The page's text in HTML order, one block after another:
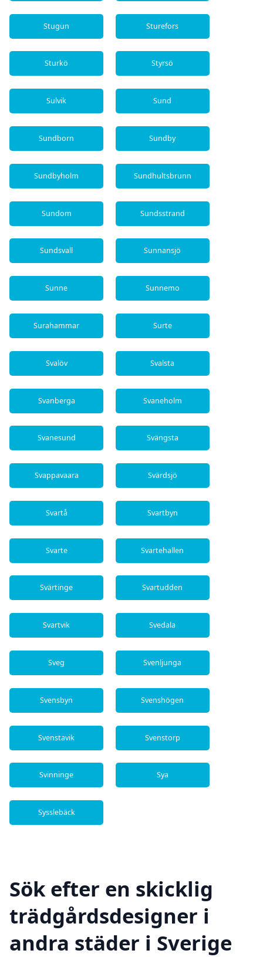
Stugun Sturefors
Sturkö Styrsö
Sulvik Sund
Sundborn Sundby
Sundbyholm Sundhultsbrunn
Sundom Sundsstrand
Sundsvall Sunnansjö
Sunne Sunnemo
Surahammar Surte
Svalöv Svalsta
Svanberga Svaneholm
Svanesund Svängsta
Svappavaara Svärdsjö
Svartå Svartbyn
Svarte Svartehallen
Svärtinge Svartudden
Svartvik Svedala
Sveg Svenljunga
Svensbyn Svenshögen
Svenstavik Svenstorp
Svinninge Sya
Sysslebäck
Sök efter en skicklig
trädgårdsdesigner i
andra städer i Sverige